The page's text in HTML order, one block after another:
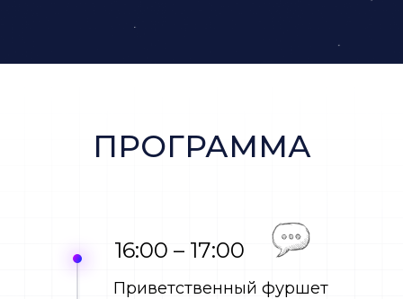
ПРОГРАММА
Приветственный фуршет
16:00 – 17:00